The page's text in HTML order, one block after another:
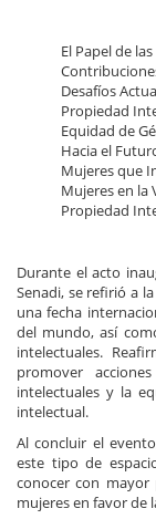
El Papel de
Desafíos
Propiedad
Equidad de
Hacia el
Mujeres que
Mujeres en la
Propiedad
Durante el acto
Senadi, se refirió a
una fecha
del mundo, así
intelectuales.
promover
intelectuales y la
intelectual.
Al concluir el
este tipo de
conocer con mayor
mujeres en favor de